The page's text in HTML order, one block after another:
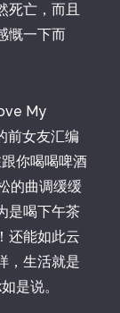
死亡，而且
慨一下而
My
前女友汇编
你喝喝啤酒
的曲调缓缓
是喝下午茶
还能如此云
，生活就是
是说。